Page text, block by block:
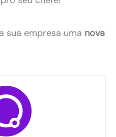
sua empresa uma nova